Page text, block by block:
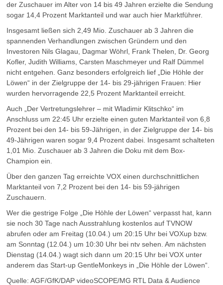
der Zuschauer im Alter von 14 bis 49 Jahren erzielte die Sendung
sogar 14,4 Prozent Marktanteil und war auch hier Marktführer.
Insgesamt ließen sich 2,49 Mio. Zuschauer ab 3 Jahren die
spannenden Verhandlungen zwischen Gründern und den
Investoren Nils Glagau, Dagmar Wöhrl, Frank Thelen, Dr. Georg
Kofler, Judith Williams, Carsten Maschmeyer und Ralf Dümmel
nicht entgehen. Ganz besonders erfolgreich lief „Die Höhle der
Löwen“ in der Zielgruppe der 14- bis 29-jährigen Frauen: Hier
wurden hervorragende 22,5 Prozent Marktanteil erreicht.
Auch „Der Vertretungslehrer – mit Wladimir Klitschko“ im
Anschluss um 22:45 Uhr erzielte einen guten Marktanteil von 6,8
Prozent bei den 14- bis 59-Jährigen, in der Zielgruppe der 14- bis
49-Jährigen waren sogar 9,4 Prozent dabei. Insgesamt schalteten
1,01 Mio. Zuschauer ab 3 Jahren die Doku mit dem Box-
Champion ein.
Über den ganzen Tag erreichte VOX einen durchschnittlichen
Marktanteil von 7,2 Prozent bei den 14- bis 59-jährigen
Zuschauern.
Wer die gestrige Folge „Die Höhle der Löwen“ verpasst hat, kann
sie noch 30 Tage nach Ausstrahlung kostenlos auf TVNOW
abrufen oder am Freitag (10.04.) um 20:15 Uhr bei VOXup bzw.
am Sonntag (12.04.) um 10:30 Uhr bei ntv sehen. Am nächsten
Dienstag (14.04.) wagt sich dann um 20:15 Uhr bei VOX unter
anderem das Start-up GentleMonkeys in „Die Höhle der Löwen“.
Quelle: AGF/GfK/DAP videoSCOPE/MG RTL Data & Audience